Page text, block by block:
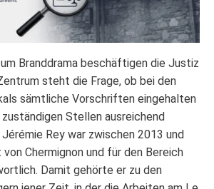
Branddrama beschäftigen die Justiz
steht die Frage, ob bei den
sämtliche Vorschriften eingehalten
Stellen ausreichend
Rey war zwischen 2013 und
Chermignon und für den Bereich
Damit gehörte er zu den